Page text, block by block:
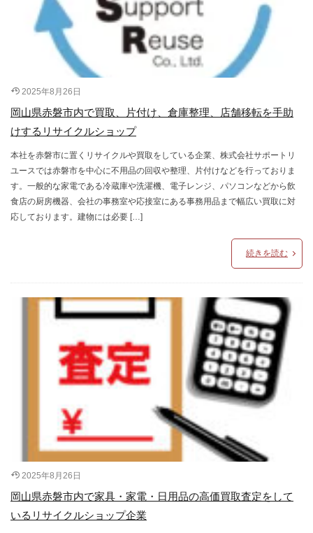
2025年8月26日
岡山県赤磐市内で買取、片付け、倉庫整理、店舗移転を手助
けするリサイクルショップ
本社を赤磐市に置くリサイクルや買取をしている企業、株式会社サポートリ
ユースでは赤磐市を中心に不用品の回収や整理、片付けなどを行っておりま
す。一般的な家電である冷蔵庫や洗濯機、電子レンジ、パソコンなどから飲
食店の厨房機器、会社の事務室や応接室にある事務用品まで幅広い買取に対
応しております。建物には必要 […]
続きを読む
2025年8月26日
岡山県赤磐市内で家具・家電・日用品の高価買取査定をして
いるリサイクルショップ企業